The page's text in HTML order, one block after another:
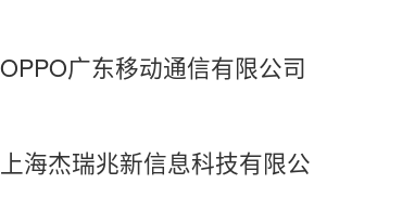
广东移动通信有限公司
海杰瑞兆新信息科技有限公